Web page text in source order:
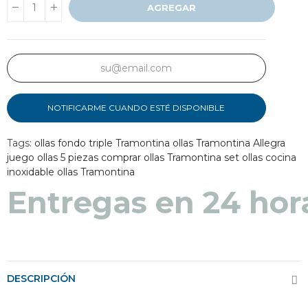
AGREGAR
NOTIFICARME CUANDO ESTÉ DISPONIBLE
Tags: ollas fondo triple Tramontina ollas Tramontina Allegra
juego ollas 5 piezas comprar ollas Tramontina set ollas cocina
inoxidable ollas Tramontina
Entregas en 24
DESCRIPCIÓN